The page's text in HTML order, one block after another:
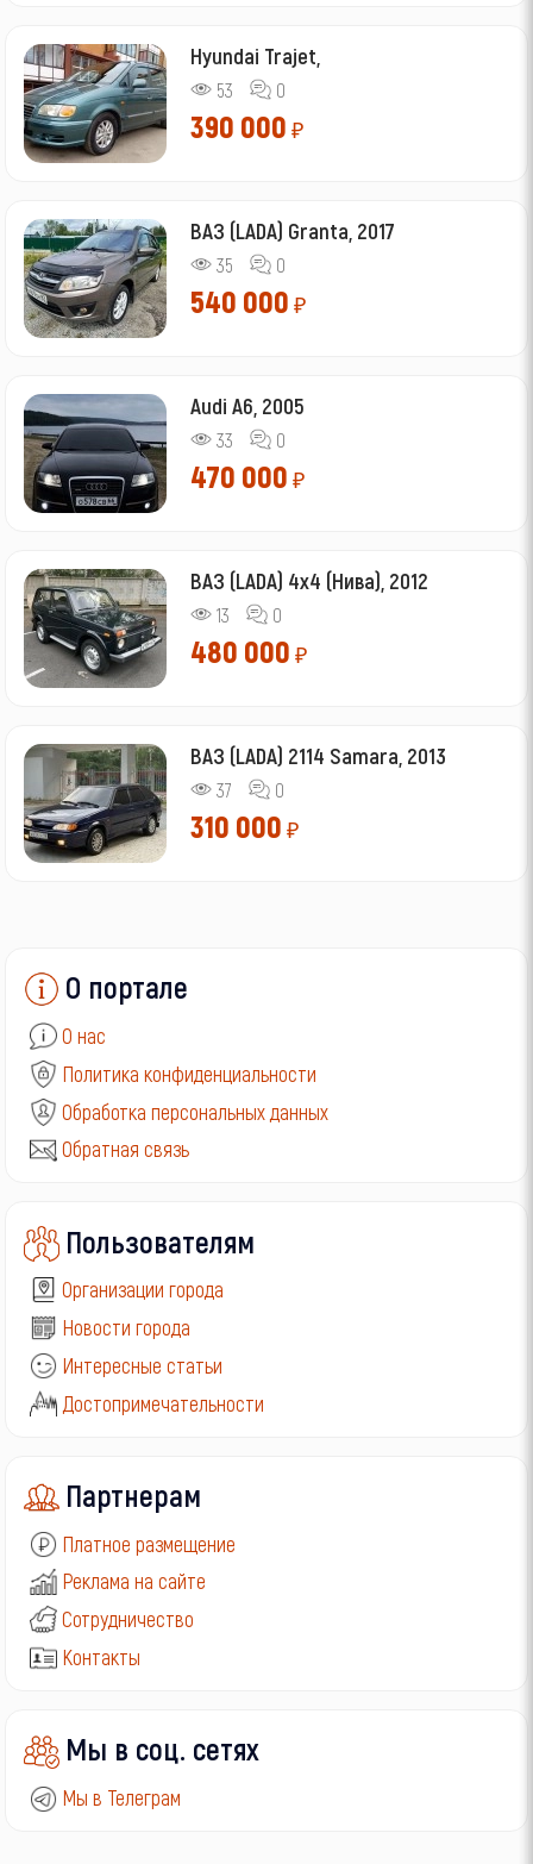
Hyundai Trajet,
53 0
390 000 ₽
ВАЗ (LADA) Granta, 2017
35 0
540 000 ₽
Audi A6, 2005
33 0
470 000 ₽
ВАЗ (LADA) 4x4 (Нива), 2012
13 0
480 000 ₽
ВАЗ (LADA) 2114 Samara, 2013
37 0
310 000 ₽
О портале
О нас
Политика конфиденциальности
Обработка персональных данных
Обратная связь
Пользователям
Организации города
Новости города
Интересные статьи
Достопримечательности
Партнерам
Платное размещение
Реклама на сайте
Сотрудничество
Контакты
Мы в соц. сетях
Мы в Телеграм